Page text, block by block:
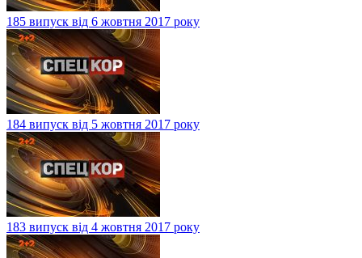
185 випуск від 6 жовтня 2017 року
184 випуск від 5 жовтня 2017 року
183 випуск від 4 жовтня 2017 року